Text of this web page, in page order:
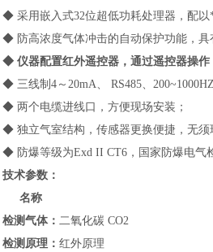
◆ 采用嵌入式32位超低功耗处理器，配以
◆ 防高浓度气体冲击的自动保护功能，具
◆ 仪器配置红外遥控器，通过遥控器操作
◆ 三线制4～20mA、 RS485、
◆ 两个电缆进线口，方便现场安装；
◆ 独立气室结构，传感器更换便捷，无须
◆ 防爆等级为Exd II CT6，国家防爆电气
技术参数：
名称
检测气体： 二氧化碳 CO2
检测原理： 红外原理